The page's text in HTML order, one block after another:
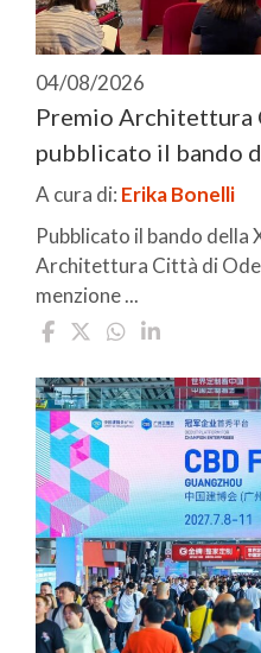
04/08/2026
Premio Architettura
pubblicato il bando
A cura di: Erika Bonelli
Pubblicato il bando della
Architettura Città di
menzione ...